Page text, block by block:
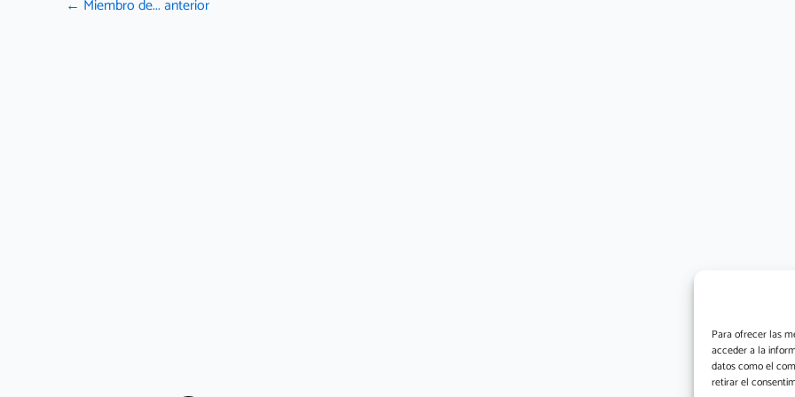
Para ofrecer las
acceder a la
datos como el
retirar el
← Miembro de... anterior